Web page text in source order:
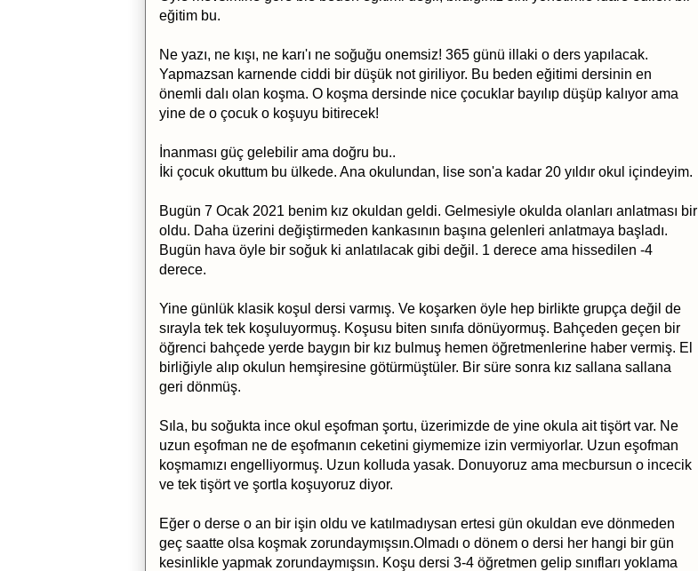
eğitim bu.
Ne yazı, ne kışı, ne karı'ı ne soğuğu onemsiz! 365 günü illaki o ders yapılacak.
Yapmazsan karnende ciddi bir düşük not giriliyor. Bu beden eğitimi dersinin en
önemli dalı olan koşma. O koşma dersinde nice çocuklar bayılıp düşüp kalıyor ama
yine de o çocuk o koşuyu bitirecek!
İnanması güç gelebilir ama doğru bu..
İki çocuk okuttum bu ülkede. Ana okulundan, lise son'a kadar 20 yıldır okul içindeyim.
Bugün 7 Ocak 2021 benim kız okuldan geldi. Gelmesiyle okulda olanları anlatması bir
oldu. Daha üzerini değiştirmeden kankasının başına gelenleri anlatmaya başladı.
Bugün hava öyle bir soğuk ki anlatılacak gibi değil. 1 derece ama hissedilen -4
derece.
Yine günlük klasik koşul dersi varmış. Ve koşarken öyle hep birlikte grupça değil de
sırayla tek tek koşuluyormuş. Koşusu biten sınıfa dönüyormuş. Bahçeden geçen bir
öğrenci bahçede yerde baygın bir kız bulmuş hemen öğretmenlerine haber vermiş. El
birliğiyle alıp okulun hemşiresine götürmüştüler. Bir süre sonra kız sallana sallana
geri dönmüş.
Sıla, bu soğukta ince okul eşofman şortu, üzerimizde de yine okula ait tişört var. Ne
uzun eşofman ne de eşofmanın ceketini giymemize izin vermiyorlar. Uzun eşofman
koşmamızı engelliyormuş. Uzun kolluda yasak. Donuyoruz ama mecbursun o incecik
ve tek tişört ve şortla koşuyoruz diyor.
Eğer o derse o an bir işin oldu ve katılmadıysan ertesi gün okuldan eve dönmeden
geç saatte olsa koşmak zorundaymışsın.Olmadı o dönem o dersi her hangi bir gün
kesinlikle yapmak zorundaymışsın. Koşu dersi 3-4 öğretmen gelip sınıfları yoklama